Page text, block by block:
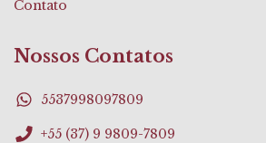
Contato
Nossos Contatos
5537998097809
+55 (37) 9 9809-7809